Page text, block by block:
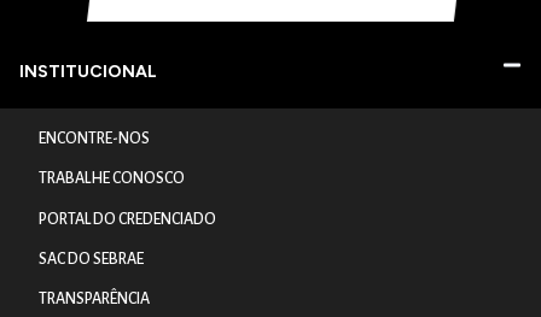
INSTITUCIONAL
ENCONTRE-NOS
TRABALHE CONOSCO
PORTAL DO CREDENCIADO
SAC DO SEBRAE
TRANSPARÊNCIA